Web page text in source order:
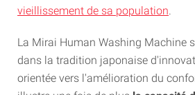
vieillissement de sa population
La Mirai Human Washing Machine
dans la tradition japonaise
orientée vers l'amélioration du